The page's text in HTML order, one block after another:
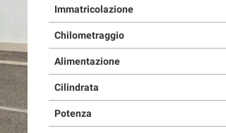
Immatricolazione
Chilometraggio
Alimentazione
Cilindrata
Potenza